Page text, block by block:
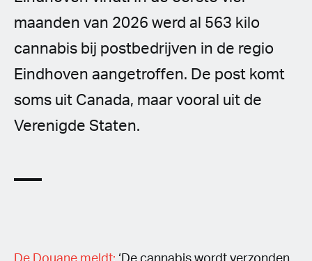
maanden van 2026 werd al 563 kilo
cannabis bij postbedrijven in de regio
Eindhoven aangetroffen. De post komt
soms uit Canada, maar vooral uit de
Verenigde Staten.